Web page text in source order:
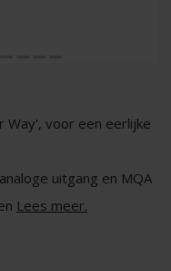
Way', voor een eerlijke
uitgang en MQA
Lees meer.